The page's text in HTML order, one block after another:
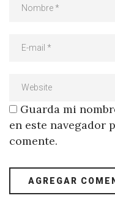
Guarda mi
en este navegador
comente.